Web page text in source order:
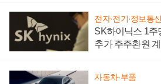
전자·전기·정보통신
SK하이닉스 1주
추가 주주환원
자동차·부품